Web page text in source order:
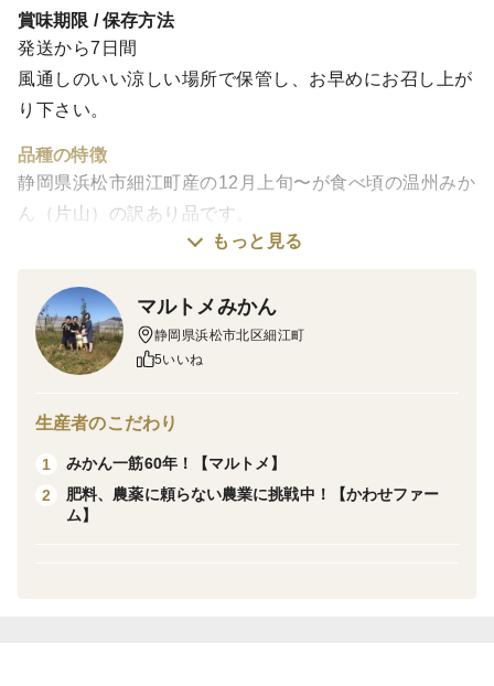
賞味期限 / 保存方法
発送から7日間
風通しのいい涼しい場所で保管し、お早めにお召し上が
り下さい。
品種の特徴
静岡県浜松市細江町産の12月上旬〜が食べ頃の温州みか
ん（片山）の訳あり品です。
れ、皮が硬いなどがあります。（写真6〜8枚目参照）
通常品に比べ糖度が低かったり、食感が悪いものがござ
います。
心となります。
通常品に比べ傷みやすいものがありますのでお早めにお
召し上がりください。
もっと見る
マルトメみかん
静岡県浜松市北区細江町
5いいね
生産者のこだわり
1
みかん一筋60年！【マルトメ】
2
肥料、農薬に頼らない農業に挑戦中！【かわせファー
ム】